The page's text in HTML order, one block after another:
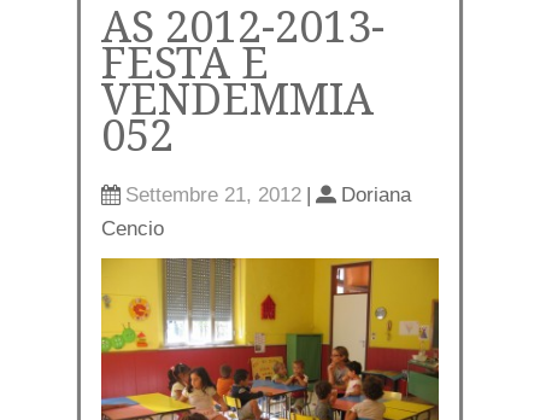
AS 2012-2013-
FESTA E
VENDEMMIA
052
Settembre 21, 2012 |
Doriana
Cencio